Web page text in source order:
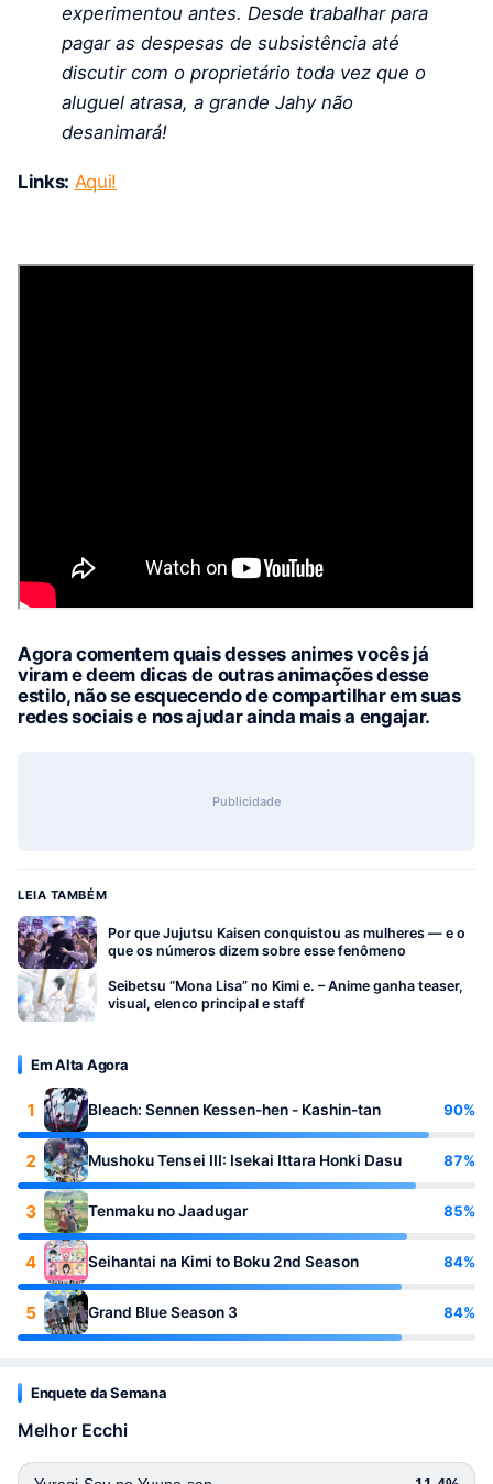
experimentou antes. Desde trabalhar para
pagar as despesas de subsistência até
discutir com o proprietário toda vez que o
aluguel atrasa, a grande Jahy não
desanimará!
Links: Aqui!
Agora comentem quais desses animes vocês já
viram e deem dicas de outras animações desse
estilo, não se esquecendo de compartilhar em suas
redes sociais e nos ajudar ainda mais a engajar.
Publicidade
LEIA TAMBÉM
Por que Jujutsu Kaisen conquistou as mulheres — e o
que os números dizem sobre esse fenômeno
Seibetsu “Mona Lisa” no Kimi e. – Anime ganha teaser,
visual, elenco principal e staff
Em Alta Agora
1 Bleach: Sennen Kessen-hen - Kashin-tan 90%
2 Mushoku Tensei III: Isekai Ittara Honki Dasu 87%
3 Tenmaku no Jaadugar 85%
4 Seihantai na Kimi to Boku 2nd Season 84%
5 Grand Blue Season 3 84%
Enquete da Semana
Melhor Ecchi